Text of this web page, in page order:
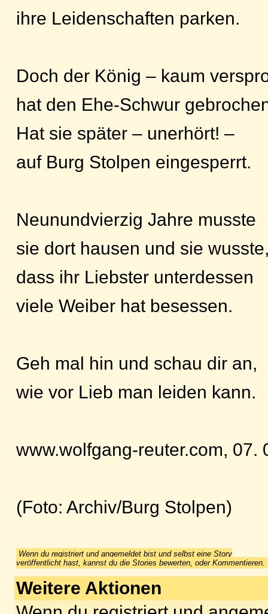
ihre Leidenschaften parken.
Doch der König – kaum
hat den Ehe-Schwur
Hat sie später – unerhört! –
auf Burg Stolpen eingesperrt.
Neunundvierzig Jahre musste
sie dort hausen und sie
dass ihr Liebster unterdessen
viele Weiber hat besessen.
Geh mal hin und schau dir an,
wie vor Lieb man leiden kann.
www.wolfgang-reuter.com, 07.
(Foto: Archiv/Burg Stolpen)
Wenn du registriert und angemeldet bist und selbst eine Story
veröffentlicht hast, kannst du die Stories bewerten, oder Kommentieren.
Weitere Aktionen